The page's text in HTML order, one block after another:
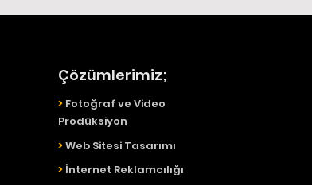
Çözümlerimiz;
> Fotoğraf ve Video
Prodüksiyon
>Web Sitesi Tasarımı
> İnternet Reklamcılığı